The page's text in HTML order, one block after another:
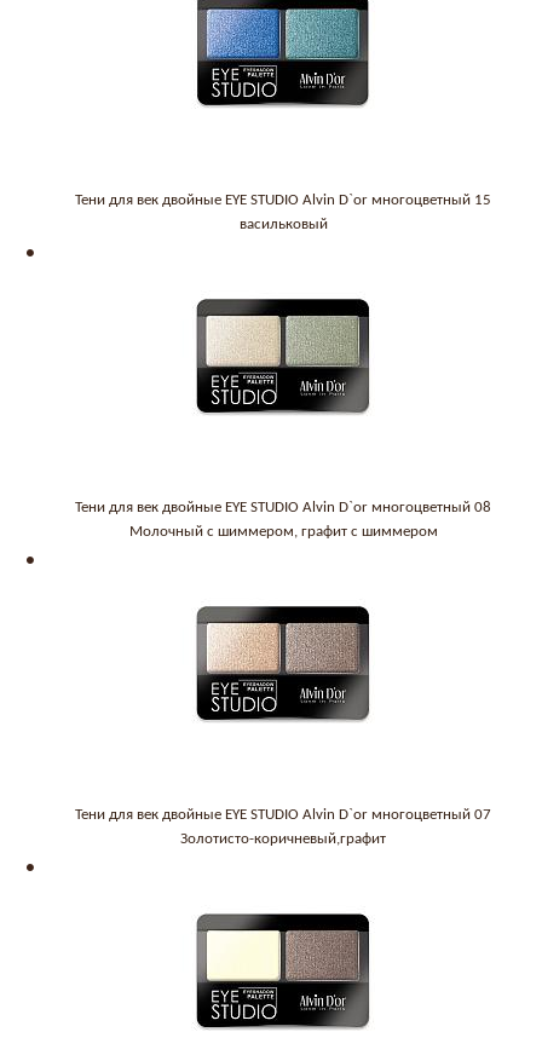
Тени для век двойные EYE STUDIO Alvin D`or многоцветный 15
васильковый
Тени для век двойные EYE STUDIO Alvin D`or многоцветный 08
Молочный с шиммером, графит с шиммером
Тени для век двойные EYE STUDIO Alvin D`or многоцветный 07
Золотисто-коричневый,графит